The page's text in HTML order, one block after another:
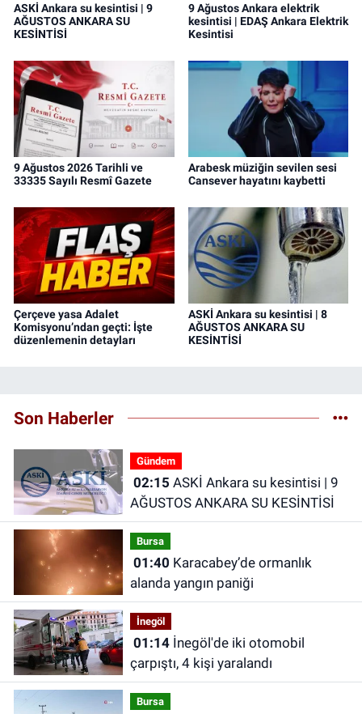
ASKİ Ankara su kesintisi | 9
AĞUSTOS ANKARA SU
KESİNTİSİ
9 Ağustos Ankara elektrik
kesintisi | EDAŞ Ankara Elektrik
Kesintisi
9 Ağustos 2026 Tarihli ve
33335 Sayılı Resmî Gazete
Arabesk müziğin sevilen sesi
Cansever hayatını kaybetti
Çerçeve yasa Adalet
Komisyonu’ndan geçti: İşte
düzenlemenin detayları
ASKİ Ankara su kesintisi | 8
AĞUSTOS ANKARA SU
KESİNTİSİ
Son Haberler
Gündem
02:15
AĞUSTOS ANKARA SU KESİNTİSİ
Bursa
01:40
alanda yangın paniği
İnegöl
01:14İnegöl'de iki otomobil
çarpıştı, 4 kişi yaralandı
Bursa